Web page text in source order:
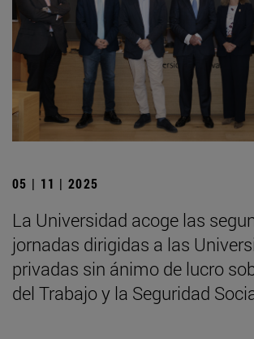
05 | 11 | 2025
La Universidad acoge las
jornadas dirigidas a las
privadas sin ánimo de lucro
del Trabajo y la Seguridad